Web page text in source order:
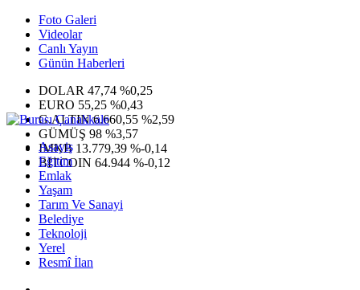
Foto Galeri
Videolar
Canlı Yayın
Günün Haberleri
DOLAR 47,74 %0,25
EURO 55,25 %0,43
G.ALTIN6.660,55 %2,59
GÜMÜŞ 98 %3,57
IMKB 13.779,39 %-0,14
BITCOIN 64.944 %-0,12
Asayiş
Eğitim
Emlak
Yaşam
Tarım Ve Sanayi
Belediye
Teknoloji
Yerel
Resmî İlan